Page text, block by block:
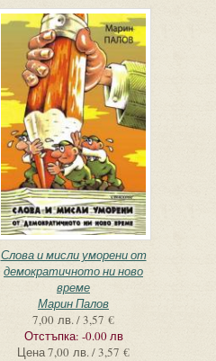
Слова и мисли уморени от
демократичното ни ново
време
Марин Палов
7,00 лв. / 3,57 €
Отстъпка: -0.00 лв
Цена7,00 лв. / 3,57 €